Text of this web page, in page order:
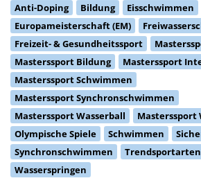
Anti-Doping
Bildung
Eisschwimmen
Europameisterschaft (EM)
Freizeit- & Gesundheitssport
Masterssport Bildung
Masterssport
Masterssport Schwimmen
Masterssport Synchronschwimmen
Masterssport Wasserball
Masterssport
Olympische Spiele
Schwimmen
Synchronschwimmen
Trendsportarten
Wasserspringen